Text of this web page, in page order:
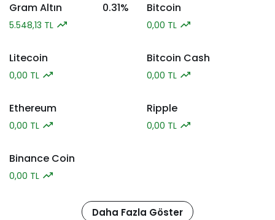
Gram Altın 0.31%
5.548,13 TL
Bitcoin
0,00 TL
Litecoin
0,00 TL
Bitcoin Cash
0,00 TL
Ethereum
0,00 TL
Ripple
0,00 TL
Binance Coin
0,00 TL
Daha Fazla Göster